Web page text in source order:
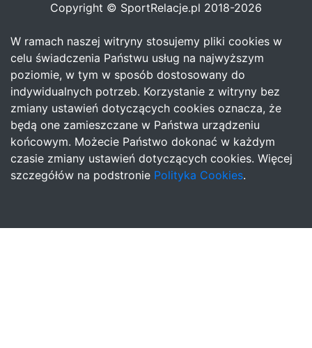
Copyright © SportRelacje.pl 2018-2026
W ramach naszej witryny stosujemy pliki cookies w
celu świadczenia Państwu usług na najwyższym
poziomie, w tym w sposób dostosowany do
indywidualnych potrzeb. Korzystanie z witryny bez
zmiany ustawień dotyczących cookies oznacza, że
będą one zamieszczane w Państwa urządzeniu
końcowym. Możecie Państwo dokonać w każdym
czasie zmiany ustawień dotyczących cookies. Więcej
szczegółów na podstronie Polityka Cookies.